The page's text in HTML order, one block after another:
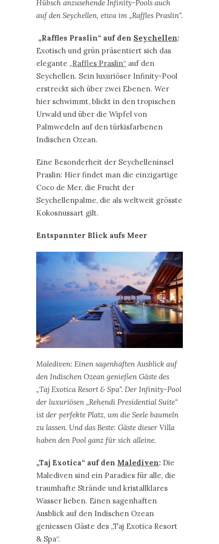
erstreckt sich über zwei Ebenen. Wer
hier schwimmt, blickt in den tropischen
Palmwedeln auf den türkisfarbenen
Indischen Ozean.
Eine Besonderheit der Seychelleninsel
Praslin: Hier findet man die einzigartige
Coco de Mer, die Frucht der
Seychellenpalme, die als weltweit grösste
Kokosnussart gilt.
Malediven: Einen sagenhaften Ausblick auf
den Indischen Ozean genießen Gäste des
„Taj Exotica Resort & Spa“. Der Infinity-Pool
der luxuriösen „Rehendi Presidential Suite“
ist der perfekte Platz, um die Seele baumeln
zu lassen. Und das Beste: Gäste dieser Villa
„Taj Exotica“ auf denMalediven :Die
Malediven sind ein Paradies für alle, die
traumhafte Strände und kristallklares
Wasser lieben. Einen sagenhaften
Ausblick auf den Indischen Ozean
geniessen Gäste des „Taj Exotica Resort
Der Infinity-Pool der luxuriösen Rehendi
Presidential Suite ist der perfekte Platz,
um die Seele baumeln zu lassen. Und das
Beste: Gäste dieser Villa haben den Pool
ganz für sich alleine.